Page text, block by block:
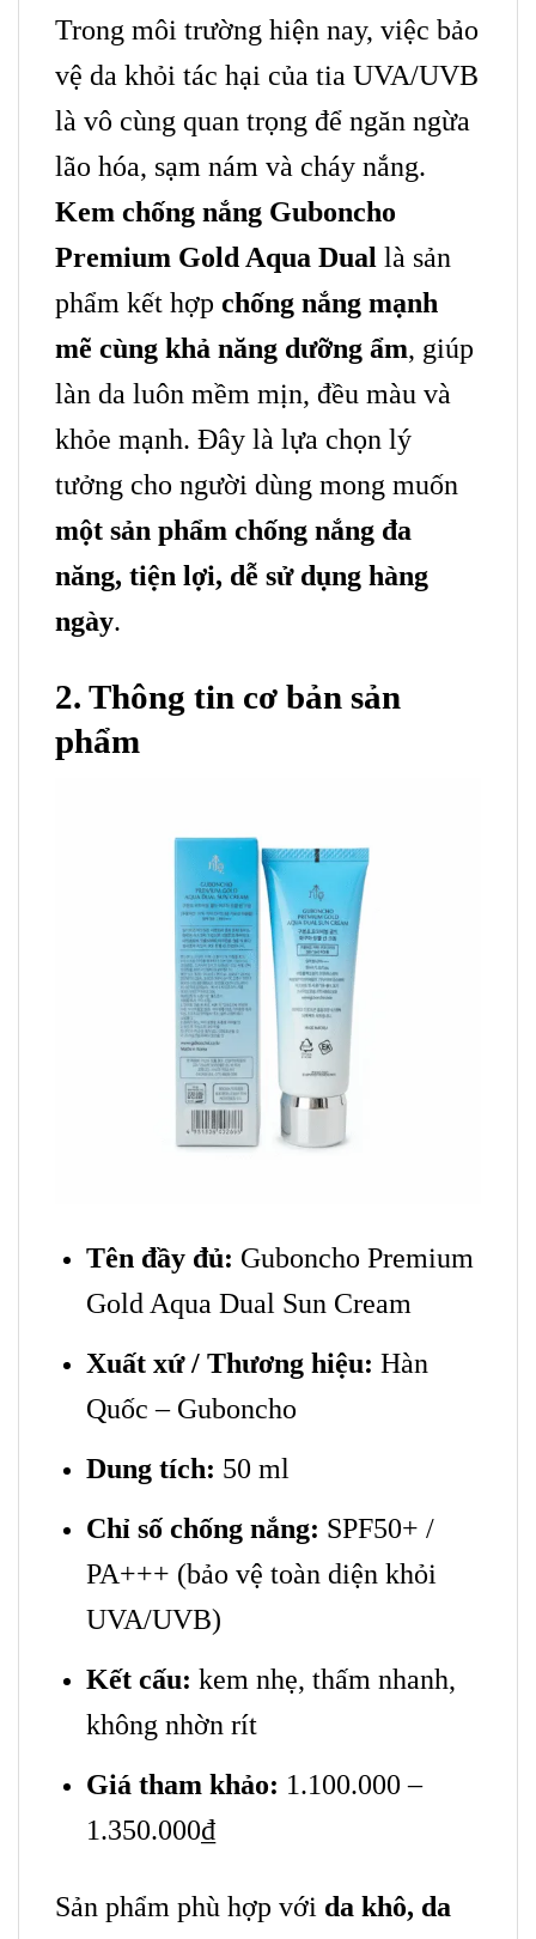
Trong môi trường hiện nay, việc bảo
vệ da khỏi tác hại của tia UVA/UVB
là vô cùng quan trọng để ngăn ngừa
lão hóa, sạm nám và cháy nắng.
Kem chống nắng Guboncho
Premium Gold Aqua Dual là sản
phẩm kết hợp chống nắng mạnh
mẽ cùng khả năng dưỡng ẩm, giúp
làn da luôn mềm mịn, đều màu và
khỏe mạnh. Đây là lựa chọn lý
tưởng cho người dùng mong muốn
một sản phẩm chống nắng đa
năng, tiện lợi, dễ sử dụng hàng
ngày.
2. Thông tin cơ bản sản
phẩm
Tên đầy đủ: Guboncho Premium
Gold Aqua Dual Sun Cream
Xuất xứ / Thương hiệu: Hàn
Quốc – Guboncho
Dung tích: 50 ml
Chỉ số chống nắng: SPF50+ /
PA+++ (bảo vệ toàn diện khỏi
UVA/UVB)
Kết cấu: kem nhẹ, thấm nhanh,
không nhờn rít
Giá tham khảo: 1.100.000 –
1.350.000₫
Sản phẩm phù hợp với da khô, da